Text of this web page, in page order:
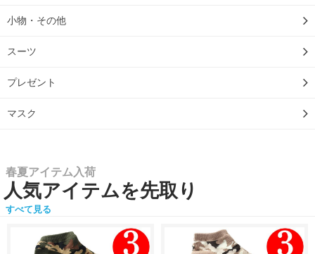
小物・その他
スーツ
プレゼント
マスク
春夏アイテム入荷
人気アイテムを先取り
すべて見る